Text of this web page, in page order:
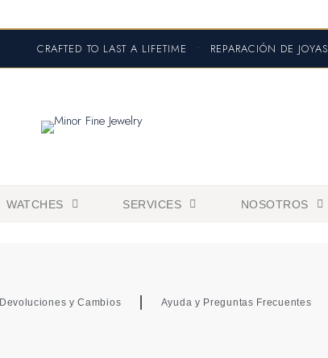
CRAFTED TO LAST A LIFETIME • REPARACIÓN DE JOYAS
WATCHES SERVICES NOSOTROS
Devoluciones y Cambios Ayuda y Preguntas Frecuentes